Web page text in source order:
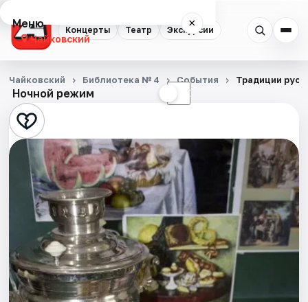
Концерты Театр Экскурсии
Меню ×
Чайковский
Концерты
Театр
Экскурсии
События
Города
Площадки
Артисты
Ночной режим ☾
Чайковский Библиотека № 4 События Традиции